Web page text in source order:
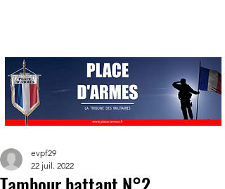
evpf29
22 juil. 2022